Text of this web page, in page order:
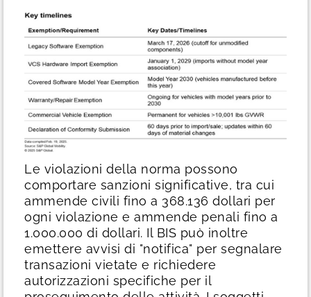
Le violazioni della norma possono
comportare sanzioni significative, tra cui
ammende civili fino a 368.136 dollari per
ogni violazione e ammende penali fino a
1.000.000 di dollari. Il BIS può inoltre
emettere avvisi di "notifica" per segnalare
transazioni vietate e richiedere
autorizzazioni specifiche per il